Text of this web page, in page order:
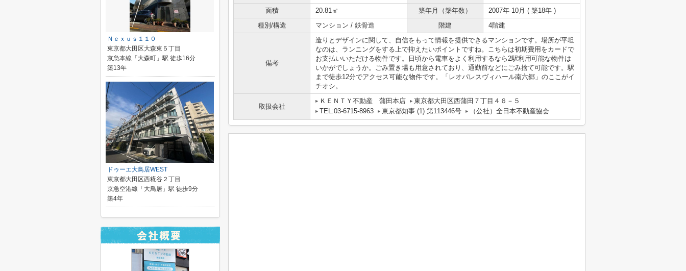
面積
20.81㎡ 築年月（築年数）
2007年 10月 ( 築18年 )
種別/構造
マンション / 鉄骨造 階建 4階建
備考
造りとデザインに関して、自信をもって情報を提供できるマンションです。場所が平坦
なのは、ランニングをする上で抑えたいポイントですね。こちらは初期費用をカードで
お支払いいただける物件です。日頃から電車をよく利用するなら2駅利用可能な物件は
いかがでしょうか。ごみ置き場も用意されており、通勤前などにごみ捨て可能です。駅
まで徒歩12分でアクセス可能な物件です。「レオパレスヴィハール南六郷」のここがイ
チオシ。
取扱会社
ＫＥＮＴＹ不動産 蒲田本店
東京都大田区西蒲田７丁目４６－５
TEL:03-6715-8963
東京都知事 (1) 第113446号 （公社）全日本不動産協会
Ｎｅｘｕｓ１１０
東京都大田区大森東５丁目
京急本線「大森町」駅 徒歩16分
築13年
ドゥーエ大鳥居WEST
東京都大田区西糀谷２丁目
京急空港線「大鳥居」駅 徒歩9分
築4年